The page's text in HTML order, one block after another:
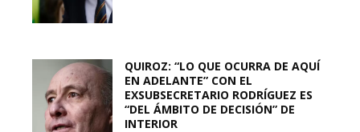
QUIROZ: “LO QUE OCURRA DE AQUÍ
EN ADELANTE” CON EL
EXSUBSECRETARIO RODRÍGUEZ ES
“DEL ÁMBITO DE DECISIÓN” DE
INTERIOR